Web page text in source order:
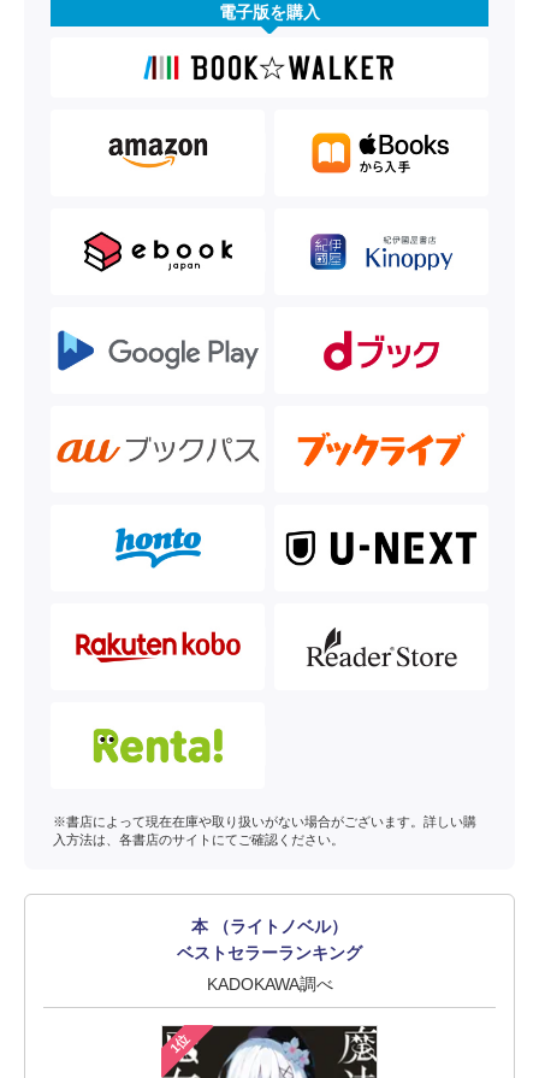
電子版を購入
※書店によって現在在庫や取り扱いがない場合がございます。詳しい購
入方法は、各書店のサイトにてご確認ください。
本 （ライトノベル）
ベストセラーランキング
KADOKAWA調べ
1位